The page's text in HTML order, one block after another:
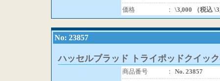
価格
： \3,000 （税込
No: 23857
ハッセルブラッド トライポッドクイッ
商品番号 ： No. 23857